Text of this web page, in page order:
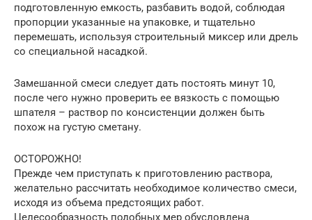
подготовленную емкость, разбавить водой, соблюдая
пропорции указанные на упаковке, и тщательно
перемешать, используя строительный миксер или дрель
со специальной насадкой.
Замешанной смеси следует дать постоять минут 10,
после чего нужно проверить ее вязкость с помощью
шпателя – раствор по консистенции должен быть
похож на густую сметану.
ОСТОРОЖНО!
Прежде чем приступать к приготовлению раствора,
желательно рассчитать необходимое количество смеси,
исходя из объема предстоящих работ.
Целесообразность подобных мер обусловлена